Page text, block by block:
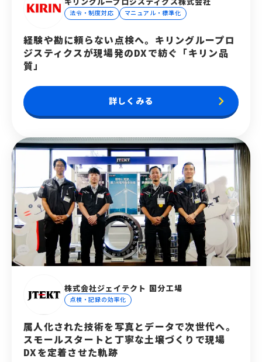
法令・制度対応 マニュアル・標準化
経験や勘に頼らない点検へ。キリングループロ
ジスティクスが現場発のDXで紡ぐ「キリン品
質」
詳しくみる keyboard_arrow_right
株式会社ジェイテクト 国分工場
点検・記録の効率化
属人化された技術を写真とデータで次世代へ。
スモールスタートと丁寧な土壌づくりで現場
DXを定着させた軌跡